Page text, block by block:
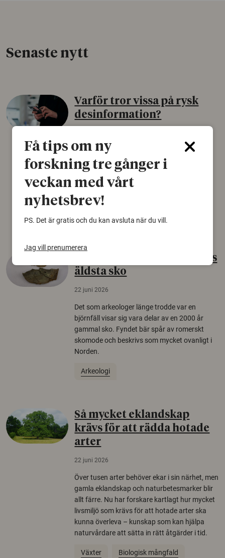
Senaste nytt
Varför tror vissa på rysk
desinformation?
Personer som är mer benägna att tro på
konspirationsteorier är ofta mer mottagliga
för rysk desinformation. Det visar en studie
från Försvarshögskolan med deltagare i fyra
europeiska länder.
Gammalt skinn var Sveriges
äldsta sko
22 juni 2026
Det som arkeologer länge trodde var en
björnfäll visar sig vara delar av en 2000 år
gammal sko. Fyndet bär spår av romerskt
skomode och beskrivs som mycket ovanligt i
Norden.
Arkeologi
Så mycket eklandskap
krävs för att rädda hotade
arter
22 juni 2026
Över tusen arter behöver ekar i sin närhet, men
gamla eklandskap och naturbetesmarker blir
allt färre. Nu har forskare kartlagt hur mycket
livsmiljö som krävs för att hotade arter ska
kunna överleva – kunskap som kan hjälpa
naturvårdare att sätta in rätt åtgärder i tid.
Växter Biologisk mångfald
Få tips om ny
forskning tre gånger i
veckan med vårt
nyhetsbrev!
PS. Det är gratis och du kan avsluta när du vill.
Jag vill prenumerera